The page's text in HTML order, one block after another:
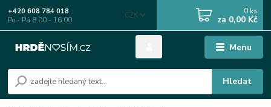
Menu
CZK
Hledat
+420 608 784 018
Po - Pá 8.00 - 16.00
0 ks
za 0,00 Kč